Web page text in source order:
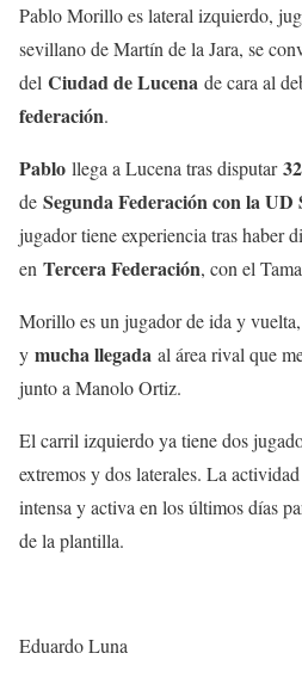
Pablo Morillo es lateral izquierdo,
sevillano de Martín de la Jara, se
del Ciudad de Lucena de cara al
federación.
Pablo llega a Lucena tras disputar
de Segunda Federación con la UD
jugador tiene experiencia tras haber
en Tercera Federación, con el
Morillo es un jugador de ida y
y mucha llegada al área rival que
junto a Manolo Ortiz.
El carril izquierdo ya tiene dos
extremos y dos laterales. La
intensa y activa en los últimos días
de la plantilla.
Eduardo Luna